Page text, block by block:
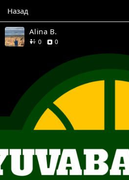
Назад
Alina B.
0друзей
0отзывов